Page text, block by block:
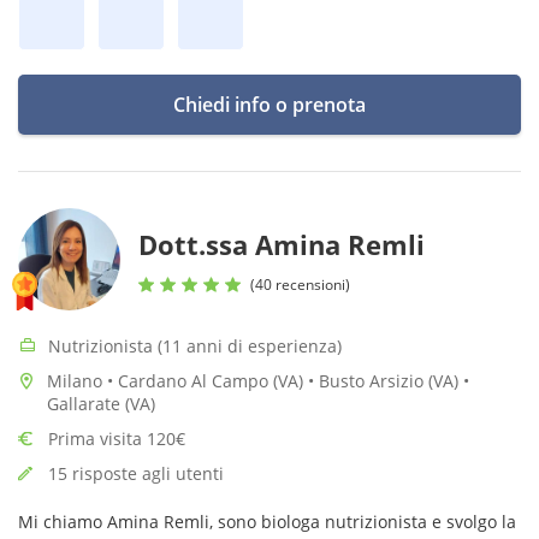
Chiedi info o prenota
Dott.ssa Amina Remli
(40 recensioni)
Nutrizionista (11 anni di esperienza)
Milano • Cardano Al Campo (VA) • Busto Arsizio (VA) •
Gallarate (VA)
Prima visita 120€
15 risposte agli utenti
Mi chiamo Amina Remli, sono biologa nutrizionista e svolgo la